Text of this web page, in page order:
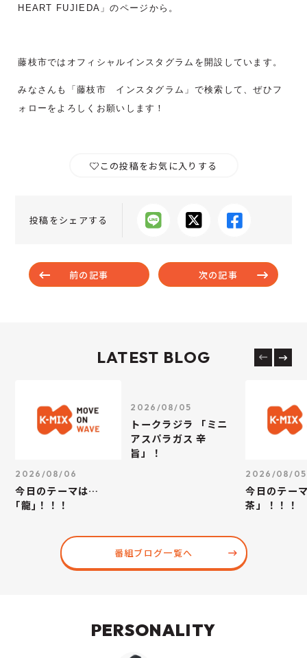
HEART FUJIEDA」のページから。
藤枝市ではオフィシャルインスタグラムを開設しています。
みなさんも「藤枝市 インスタグラム」で検索して、ぜひフ
ォローをよろしくお願いします！
この投稿をお気に入りする
投稿をシェアする
前の記事 次の記事
LATEST BLOG
2026/08/06
今日のテーマは…
｢龍｣！！！
2026/08/05
トークラジラ 「ミニ
アスパラガス 辛
旨」！
2026/08/05
今日のテー
茶」！！！
番組ブログ一覧へ
PERSONALITY